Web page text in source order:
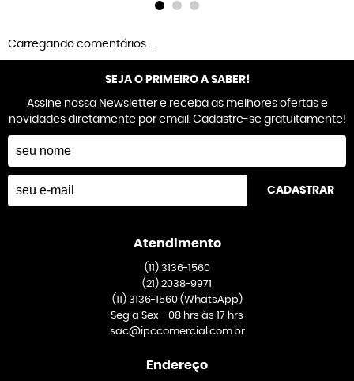
Carregando comentários ...
SEJA O PRIMEIRO A SABER!
Assine nossa Newsletter e receba as melhores ofertas e
novidades diretamente por email. Cadastre-se gratuitamente!
CADASTRAR
Atendimento
(11)3136-1560
(21) 2038-9971
(11)3136-1560 (WhatsApp)
Seg a Sex - 08 hrs às 17 hrs
sac@ipccomercial.com.br
Endereço